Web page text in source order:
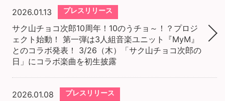
2026.01.13 プレスリリース
サク山チョコ次郎10周年！10のうチョ～！？プロジ
ェクト始動！ 第一弾は3人組音楽ユニット『MyM』
とのコラボ発表！ 3/26（木）「サク山チョコ次郎の
日」にコラボ楽曲を初生披露
2026.01.08 プレスリリース